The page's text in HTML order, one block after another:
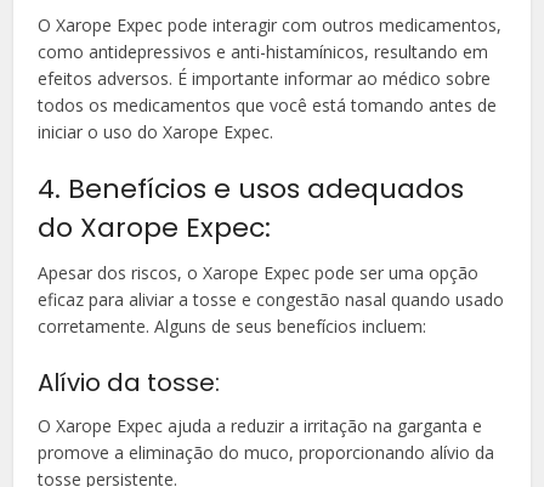
O Xarope Expec pode interagir com outros medicamentos,
como antidepressivos e anti-histamínicos, resultando em
efeitos adversos. É importante informar ao médico sobre
todos os medicamentos que você está tomando antes de
iniciar o uso do Xarope Expec.
4. Benefícios e usos adequados
do Xarope Expec:
Apesar dos riscos, o Xarope Expec pode ser uma opção
eficaz para aliviar a tosse e congestão nasal quando usado
corretamente. Alguns de seus benefícios incluem:
Alívio da tosse:
O Xarope Expec ajuda a reduzir a irritação na garganta e
promove a eliminação do muco, proporcionando alívio da
tosse persistente.